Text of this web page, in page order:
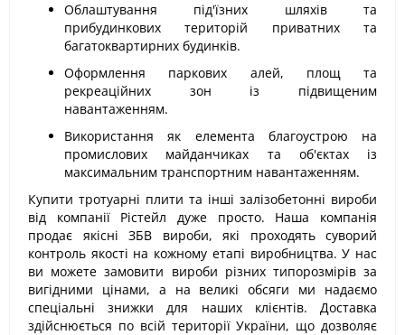
Облаштування під'їзних шляхів та
прибудинкових територій приватних та
багатоквартирних будинків.
Оформлення паркових алей, площ та
рекреаційних зон із підвищеним
навантаженням.
Використання як елемента благоустрою на
промислових майданчиках та об'єктах із
максимальним транспортним навантаженням.
Купити тротуарні плити та інші залізобетонні вироби
від компанії Рістейл дуже просто. Наша компанія
продає якісні ЗБВ вироби, які проходять суворий
контроль якості на кожному етапі виробництва. У нас
ви можете замовити вироби різних типорозмірів за
вигідними цінами, а на великі обсяги ми надаємо
спеціальні знижки для наших клієнтів. Доставка
здійснюється по всій території України, що дозволяє